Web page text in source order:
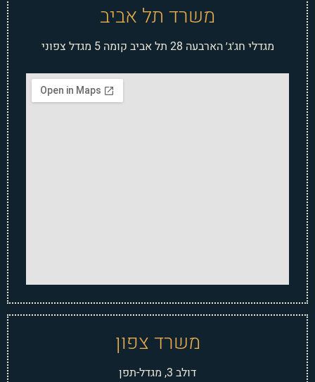
משרד תל אביב
מגדלי חג׳ג׳ הארבעה 28 תל אביב קומה 5 מגדל צפוני
משרד צפון
דולב 3, מגדל-תפן